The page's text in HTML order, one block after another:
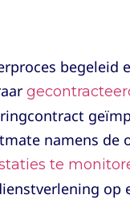
begeleid
namens de
te
op